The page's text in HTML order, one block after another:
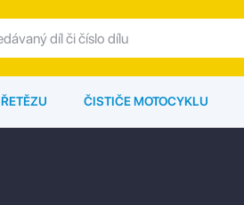
ČISTIČE MOTOCYKLU